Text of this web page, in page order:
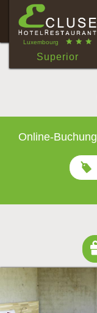
Luxembourg
Superior
Online-Buchung